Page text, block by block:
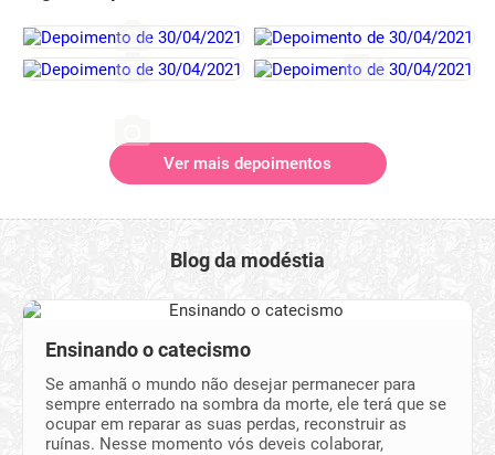
Ver mais depoimentos
Blog da modéstia
Ensinando o catecismo
Se amanhã o mundo não desejar permanecer para
sempre enterrado na sombra da morte, ele terá que se
ocupar em reparar as suas perdas, reconstruir as
ruínas. Nesse momento vós deveis colaborar,